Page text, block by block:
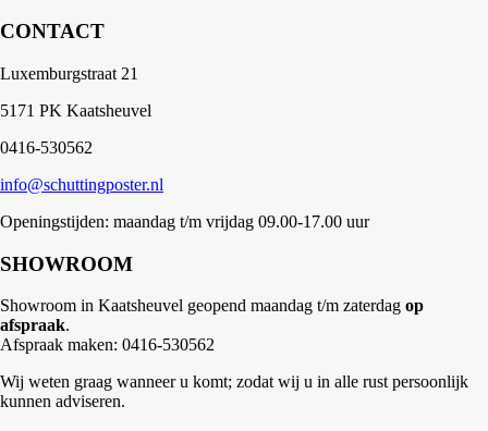
CONTACT
Luxemburgstraat 21
5171 PK Kaatsheuvel
0416-530562
info@schuttingposter.nl
Openingstijden: maandag t/m vrijdag 09.00-17.00 uur
SHOWROOM
Showroom in Kaatsheuvel geopend maandag t/m zaterdag op
afspraak.
Afspraak maken: 0416-530562
Wij weten graag wanneer u komt; zodat wij u in alle rust persoonlijk
kunnen adviseren.